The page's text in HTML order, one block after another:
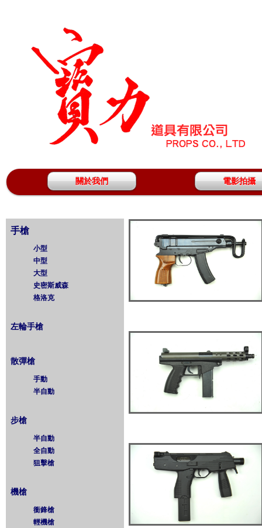
關於我們 電影拍攝
手槍
小型
中型
大型
史密斯威森
格洛克
左輪手槍
散彈槍
手動
半自動
步槍
半自動
全自動
狙擊槍
機槍
衝鋒槍
輕機槍